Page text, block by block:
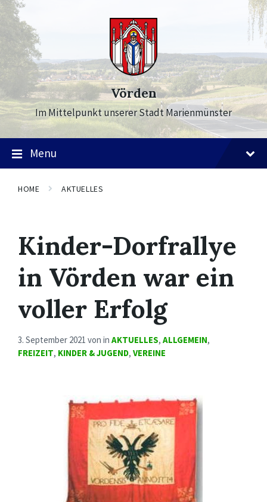
Skip
to
content
Skip
to
main
navigation
Skip
to
footer
Vörden
Im Mittelpunkt unserer Stadt Marienmünster
Menu
HOME AKTUELLES
Kinder-Dorfrallye
in Vörden war ein
voller Erfolg
3. September 2021 von in AKTUELLES, ALLGEMEIN,
FREIZEIT, KINDER & JUGEND, VEREINE